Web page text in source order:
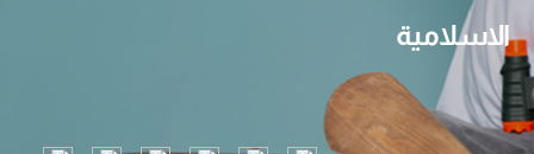
الاسلامية